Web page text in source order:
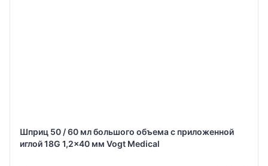
Шприц 50 / 60 мл большого объема с приложенной
иглой 18G 1,2x40 мм Vogt Medical